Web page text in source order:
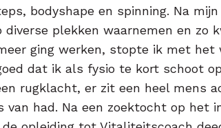
bodyshape en spinning. Na
plekken waarnemen en zo
ging werken, stopte ik met het
dat ik als fysio te kort schoot
rugklacht, er zit een heel mens
van had. Na een zoektocht op het